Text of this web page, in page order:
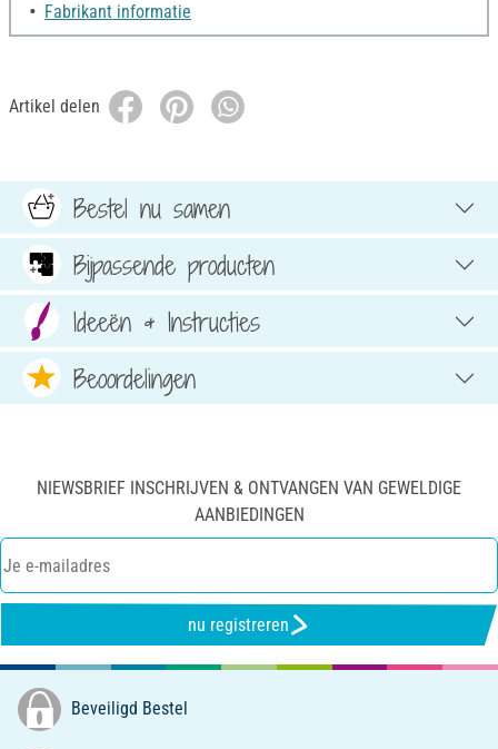
Fabrikant informatie
Artikel delen
Bestel nu samen
Bijpassende producten
Ideeën & Instructies
Beoordelingen
NIEWSBRIEF INSCHRIJVEN & ONTVANGEN VAN GEWELDIGE
AANBIEDINGEN
nu registreren
Beveiligd Bestel